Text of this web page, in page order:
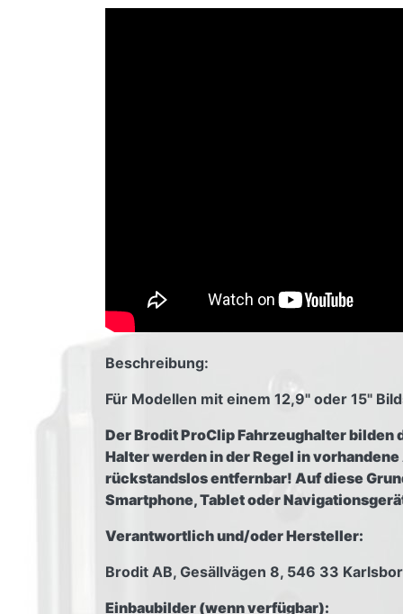
Beschreibung:
Für Modellen mit einem 12,9" oder 15"
Der Brodit ProClip Fahrzeughalter bilden
Halter werden in der Regel in
rückstandslos entfernbar! Auf diese
Smartphone, Tablet oder
Verantwortlich und/oder Hersteller:
Brodit AB, Gesällvägen 8, 546 33
Einbaubilder (wenn verfügbar):